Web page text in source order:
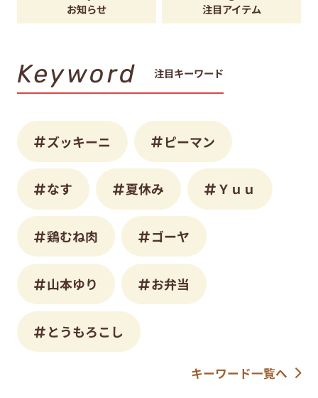
お知らせ 注目アイテム
Keyword 注目キーワード
ズッキーニ ピーマン
なす 夏休み Ｙｕｕ
鶏むね肉 ゴーヤ
山本ゆり お弁当
とうもろこし
キーワード一覧へ